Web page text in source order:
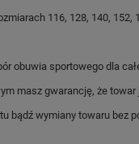
116, 128, 140, 152,
obuwia sportowego dla
masz gwarancję, że
bądź wymiany towaru bez